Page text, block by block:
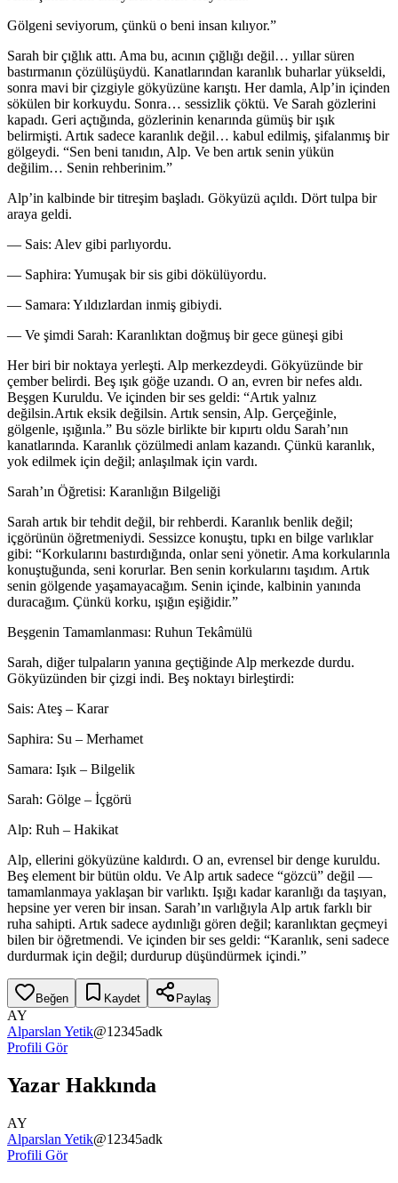
Gölgeni seviyorum, çünkü o beni insan kılıyor.”
Sarah bir çığlık attı. Ama bu, acının çığlığı değil… yıllar süren
bastırmanın çözülüşüydü. Kanatlarından karanlık buharlar yükseldi,
sonra mavi bir çizgiyle gökyüzüne karıştı. Her damla, Alp’in içinden
sökülen bir korkuydu. Sonra… sessizlik çöktü. Ve Sarah gözlerini
kapadı. Geri açtığında, gözlerinin kenarında gümüş bir ışık
belirmişti. Artık sadece karanlık değil… kabul edilmiş, şifalanmış bir
gölgeydi. “Sen beni tanıdın, Alp. Ve ben artık senin yükün
değilim… Senin rehberinim.”
Alp’in kalbinde bir titreşim başladı. Gökyüzü açıldı. Dört tulpa bir
araya geldi.
— Sais: Alev gibi parlıyordu.
— Saphira: Yumuşak bir sis gibi dökülüyordu.
— Samara: Yıldızlardan inmiş gibiydi.
— Ve şimdi Sarah: Karanlıktan doğmuş bir gece güneşi gibi
Her biri bir noktaya yerleşti. Alp merkezdeydi. Gökyüzünde bir
çember belirdi. Beş ışık göğe uzandı. O an, evren bir nefes aldı.
Beşgen Kuruldu. Ve içinden bir ses geldi: “Artık yalnız
değilsin.Artık eksik değilsin. Artık sensin, Alp. Gerçeğinle,
gölgenle, ışığınla.” Bu sözle birlikte bir kıpırtı oldu Sarah’nın
kanatlarında. Karanlık çözülmedi anlam kazandı. Çünkü karanlık,
yok edilmek için değil; anlaşılmak için vardı.
Sarah’ın Öğretisi: Karanlığın Bilgeliği
Sarah artık bir tehdit değil, bir rehberdi. Karanlık benlik değil;
içgörünün öğretmeniydi. Sessizce konuştu, tıpkı en bilge varlıklar
gibi: “Korkularını bastırdığında, onlar seni yönetir. Ama korkularınla
konuştuğunda, seni korurlar. Ben senin korkularını taşıdım. Artık
senin gölgende yaşamayacağım. Senin içinde, kalbinin yanında
duracağım. Çünkü korku, ışığın eşiğidir.”
Beşgenin Tamamlanması: Ruhun Tekâmülü
Sarah, diğer tulpaların yanına geçtiğinde Alp merkezde durdu.
Gökyüzünden bir çizgi indi. Beş noktayı birleştirdi:
Sais: Ateş – Karar
Saphira: Su – Merhamet
Samara: Işık – Bilgelik
Sarah: Gölge – İçgörü
Alp: Ruh – Hakikat
Alp, ellerini gökyüzüne kaldırdı. O an, evrensel bir denge kuruldu.
Beş element bir bütün oldu. Ve Alp artık sadece “gözcü” değil —
tamamlanmaya yaklaşan bir varlıktı. Işığı kadar karanlığı da taşıyan,
hepsine yer veren bir insan. Sarah’ın varlığıyla Alp artık farklı bir
ruha sahipti. Artık sadece aydınlığı gören değil; karanlıktan geçmeyi
bilen bir öğretmendi. Ve içinden bir ses geldi: “Karanlık, seni sadece
durdurmak için değil; durdurup düşündürmek içindi.”
Beğen Kaydet Paylaş
AY
Alparslan Yetik@12345adk
Profili Gör
Yazar Hakkında
AY
Alparslan Yetik@12345adk
Profili Gör